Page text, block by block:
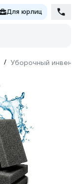
Для юрлиц
/ Уборочный